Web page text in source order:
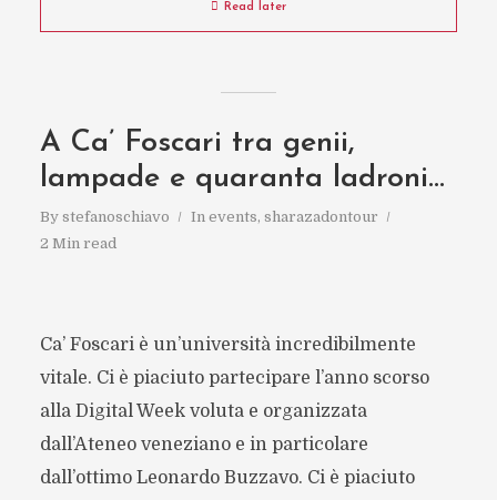
Read later
A Ca’ Foscari tra genii,
lampade e quaranta ladroni…
By stefanoschiavo In events, sharazadontour
2 Min read
Ca’ Foscari è un’università incredibilmente
vitale. Ci è piaciuto partecipare l’anno scorso
alla Digital Week voluta e organizzata
dall’Ateneo veneziano e in particolare
dall’ottimo Leonardo Buzzavo. Ci è piaciuto